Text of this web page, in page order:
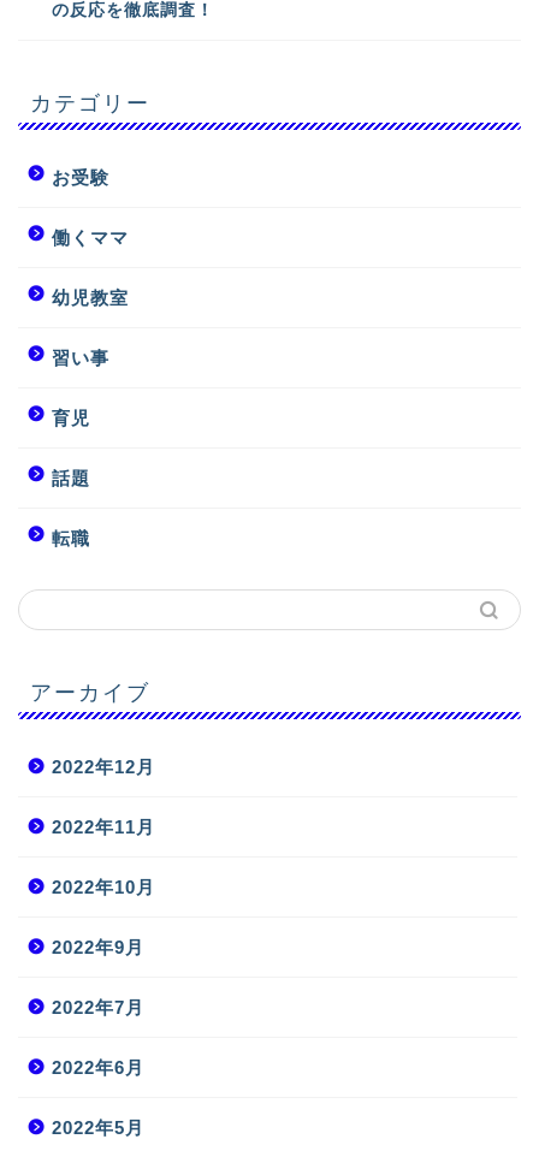
の反応を徹底調査！
カテゴリー
お受験
働くママ
幼児教室
習い事
育児
話題
転職
アーカイブ
2022年12月
2022年11月
2022年10月
2022年9月
2022年7月
2022年6月
2022年5月